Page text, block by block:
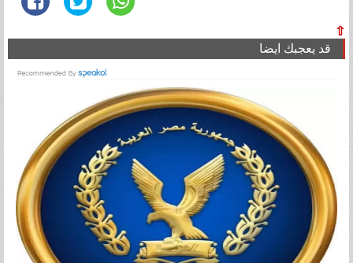
⇧
قد يعجبك ايضا